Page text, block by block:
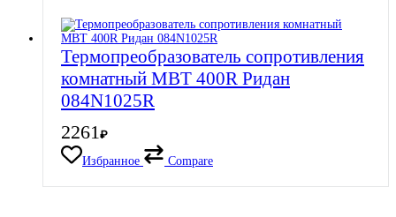
Термопреобразователь сопротивления
комнатный MBT 400R Ридан
084N1025R
2261₽
Избранное
Compare